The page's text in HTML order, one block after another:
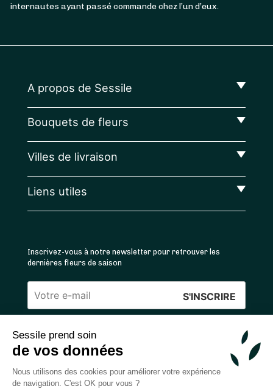
Sessile prend soin
de vos données
Nous utilisons des cookies pour améliorer votre expérience
de navigation. C'est OK pour vous ?
internautes ayant passé commande chez l’un d’eux.
A propos de Sessile
Bouquets de fleurs
Villes de livraison
Liens utiles
Inscrivez-vous à notre newsletter pour retrouver les
dernières fleurs de saison
Veuillez
ce
champ
4.4 /5 ⭐ | 120 000+ bouquets livrés |
Achats 100% sécurisés